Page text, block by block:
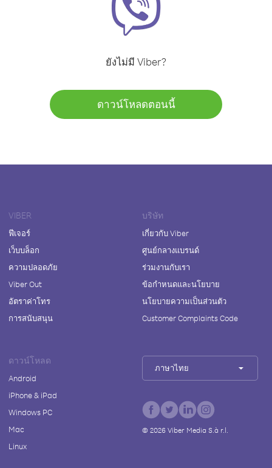
ยังไม่มี Viber?
ดาวน์โหลดตอนนี้
VIBER
ฟีเจอร์
เว็บบล็อก
ความปลอดภัย
Viber Out
อัตราค่าโทร
การสนับสนุน
บริษัท
เกี่ยวกับ Viber
ศูนย์กลางแบรนด์
ร่วมงานกับเรา
ข้อกำหนดและนโยบาย
นโยบายความเป็นส่วนตัว
Customer Complaints Code
ดาวน์โหลด
Android
iPhone & iPad
Windows PC
Mac
Linux
ภาษาไทย
© 2026Viber Media S.à r.l.